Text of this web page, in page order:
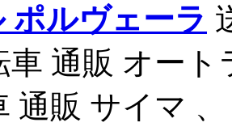
ポルヴェーラ
車 通販 オー
通販 サイマ